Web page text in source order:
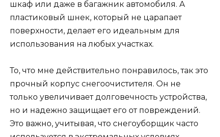
шкаф или даже в багажник автомобиля. А
пластиковый шнек, который не царапает
поверхности, делает его идеальным для
использования на любых участках.
То, что мне действительно понравилось, так это
прочный корпус снегоочистителя. Он не
только увеличивает долговечность устройства,
но и надежно защищает его от повреждений.
Это важно, учитывая, что снегоуборщик часто